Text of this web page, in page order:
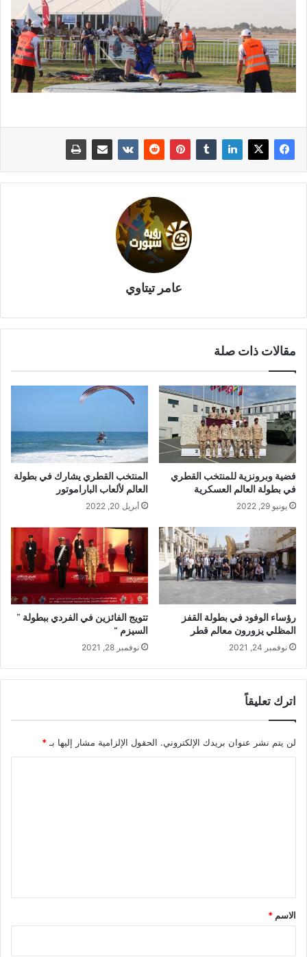
عامر تيتاوي
مقالات ذات صلة
فضية وبرونزية للمنتخب القطري
في بطولة العالم العسكرية
يونيو 29, 2022
المنتخب القطري يشارك في بطولة
العالم لألعاب الباراموتور
أبريل 20, 2022
رؤساء الوفود في بطولة القفز
المظلي يزورون معالم قطر
نوفمبر 24, 2021
تتويج الفائزين في الفردي ببطولة ”
السيزم “
نوفمبر 28, 2021
اترك تعليقاً
لن يتم نشر عنوان بريدك الإلكتروني. الحقول الإلزامية مشار إليها بـ *
*
الاسم *